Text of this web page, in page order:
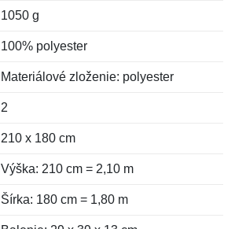
1050 g
100% polyester
Materiálové zloženie: polyester
2
210 x 180 cm
Výška: 210 cm = 2,10 m
Šírka: 180 cm = 1,80 m